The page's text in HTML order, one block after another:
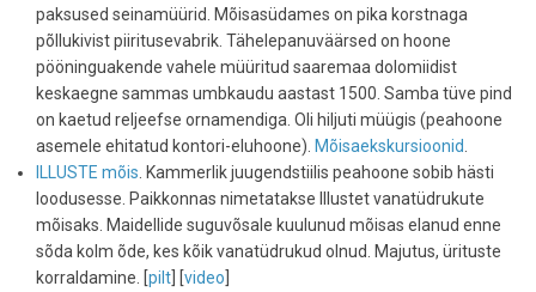
paksused seinamüürid. Mõisasüdames on pika korstnaga
põllukivist piiritusevabrik. Tähelepanuväärsed on hoone
pööninguakende vahele müüritud saaremaa dolomiidist
keskaegne sammas umbkaudu aastast 1500. Samba tüve pind
on kaetud reljeefse ornamendiga. Oli hiljuti müügis (peahoone
asemele ehitatud kontori-eluhoone). Mõisaekskursioonid.
ILLUSTE mõis. Kammerlik juugendstiilis peahoone sobib hästi
loodusesse. Paikkonnas nimetatakse Illustet vanatüdrukute
mõisaks. Maidellide suguvõsale kuulunud mõisas elanud enne
sõda kolm õde, kes kõik vanatüdrukud olnud. Majutus, ürituste
korraldamine. [pilt ] [video